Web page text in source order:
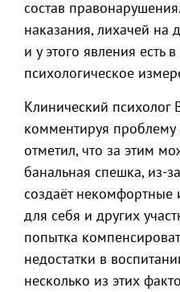
состав
наказания, лихачей на
и у этого явления есть
психологическое
Клинический психолог
комментируя проблему
отметил, что за этим
банальная спешка, из-
создаёт некомфортные
для себя и других
попытка
недостатки в
несколько из этих